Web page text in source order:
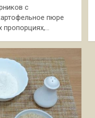
с
пюре
пропорциях,…